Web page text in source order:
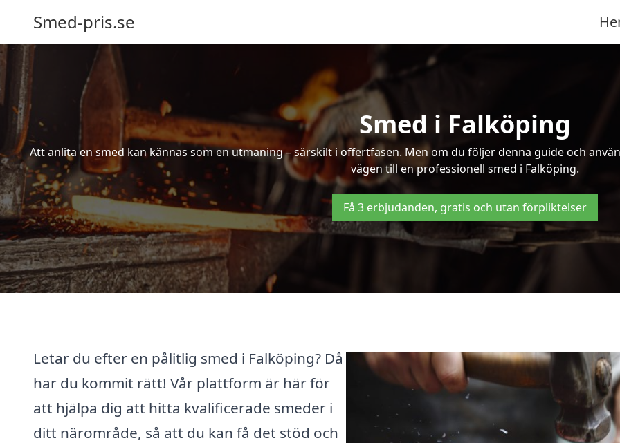
Smed-pris.se
Smed i Falköping
Att anlita en smed kan kännas som en utmaning – särskilt i offertfasen. Men om du följer denna guide och
vägen till en professionell smed i Falköping.
Få 3 erbjudanden, gratis och utan förpliktelser
Letar du efter en pålitlig smed i Falköping? Då
har du kommit rätt! Vår plattform är här för
att hjälpa dig att hitta kvalificerade smeder i
ditt närområde, så att du kan få det stöd och